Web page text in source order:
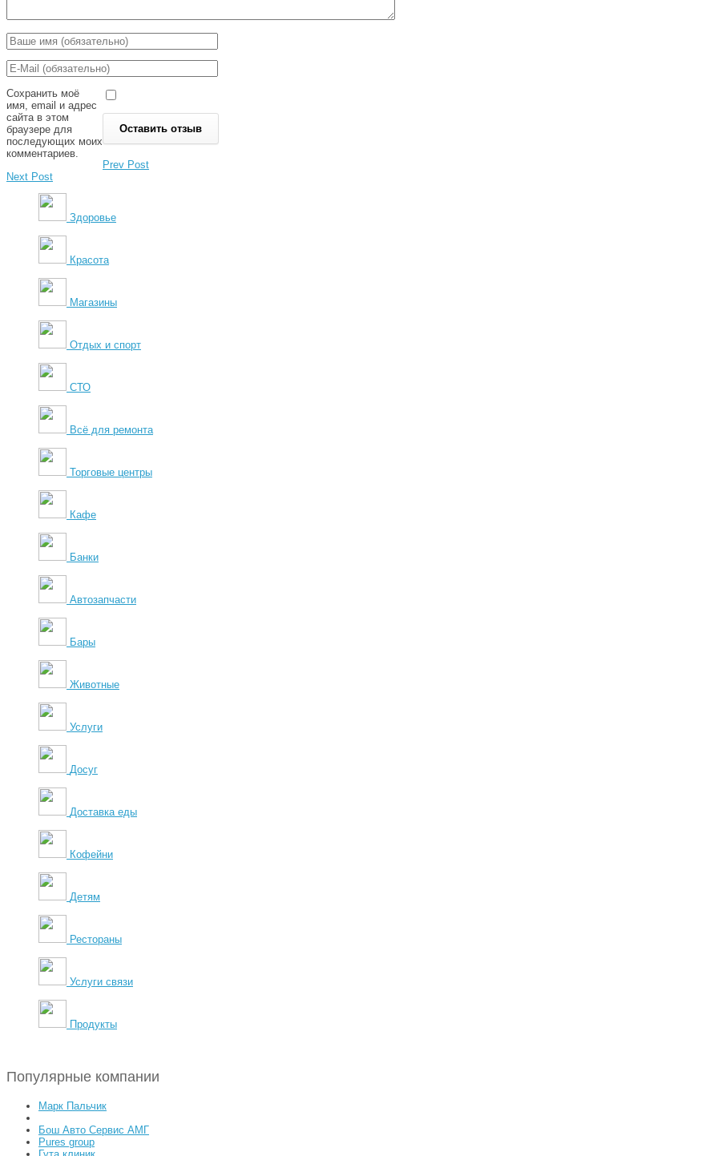
Сохранить моё
имя, email и адрес
сайта в этом
браузере для
последующих моих
комментариев.
Prev Post
Next Post
Здоровье
Красота
Магазины
Отдых и спорт
СТО
Всё для ремонта
Торговые центры
Кафе
Банки
Автозапчасти
Бары
Животные
Услуги
Досуг
Доставка еды
Кофейни
Детям
Рестораны
Услуги связи
Продукты
Популярные компании
Марк Пальчик
Бош Авто Сервис АМГ
Pures group
Гута клиник